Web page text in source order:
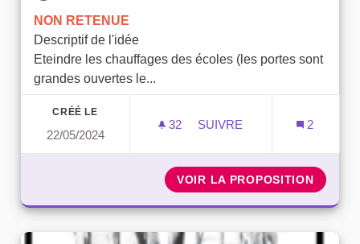
NON RETENUE
Descriptif de l'idée
Eteindre les chauffages des écoles (les portes sont
grandes ouvertes le...
CRÉÉ LE
22/05/2024
32 32 ABONNÉS
SUIVRE
2
VOIR LA PROPOSITION